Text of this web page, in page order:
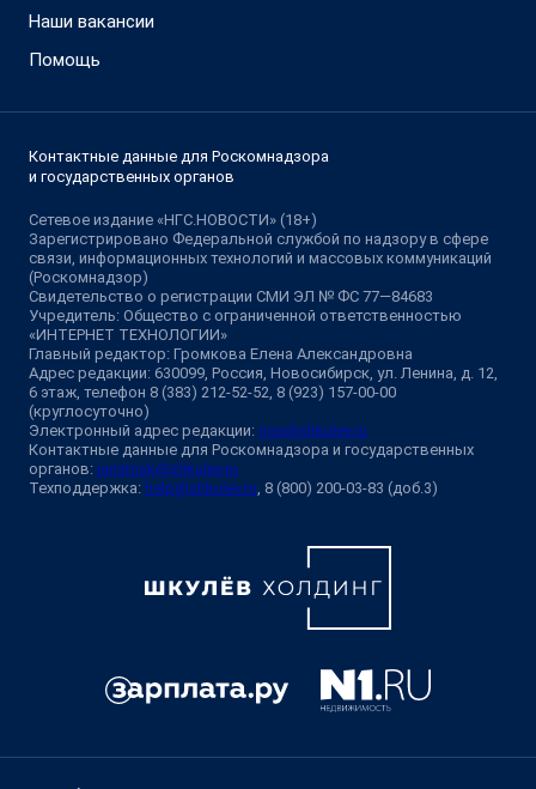
Наши вакансии
Помощь
Контактные данные для Роскомнадзора
и государственных органов
Сетевое издание «НГС.НОВОСТИ» (18+)
Зарегистрировано Федеральной службой по надзору в сфере
связи, информационных технологий и массовых коммуникаций
(Роскомнадзор)
Свидетельство о регистрации СМИ ЭЛ № ФС 77—84683
Учредитель: Общество с ограниченной ответственностью
«ИНТЕРНЕТ ТЕХНОЛОГИИ»
Главный редактор: Громкова Елена Александровна
Адрес редакции: 630099, Россия, Новосибирск, ул. Ленина, д. 12,
6 этаж, телефон 8 (383) 212-52-52, 8 (923) 157-00-00
(круглосуточно)
Электронный адрес редакции: ngs@shkulev.ru
Контактные данные для Роскомнадзора и государственных
органов: juristnsk@shkulev.ru
Техподдержка: help@shkulev.ru, 8 (800) 200-03-83 (доб.3)